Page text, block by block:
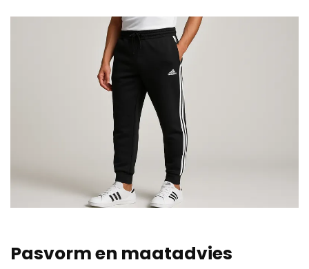
Pasvorm en maatadvies